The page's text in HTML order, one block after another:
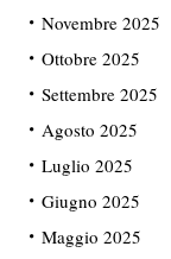
Novembre 2025
Ottobre 2025
Settembre 2025
Agosto 2025
Luglio 2025
Giugno 2025
Maggio 2025